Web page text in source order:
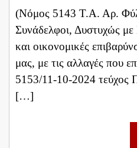
(Νόμος 5143 Τ.Α. Αρ.
Συνάδελφοι, Δυστυχώς
και οικονομικές
μας, με τις αλλαγές που
5153/11-10-2024
[…]